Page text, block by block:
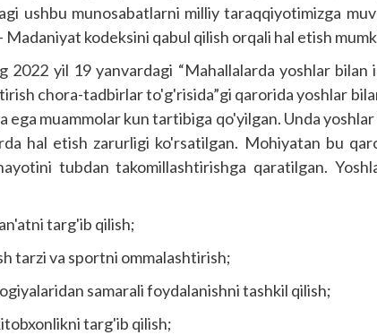
ushbu munosabatlarni milliy taraqqiyotimizga
kodeksini qabul qilish orqali hal etish
2022 yil 19 yanvardagi “Mahallalarda yoshlar bilan
chora-tadbirlar to'g'risida”gi qarorida yoshlar
ega muammolar kun tartibiga qo'yilgan. Unda
hal etish zarurligi ko'rsatilgan. Mohiyatan bu
tubdan takomillashtirishga qaratilgan.
targ'ib qilish;
tarzi va sportni ommalashtirish;
samarali foydalanishni tashkil qilish;
targ'ib qilish;